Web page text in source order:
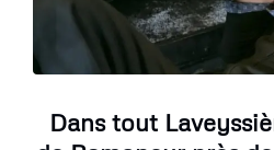
Dans tout